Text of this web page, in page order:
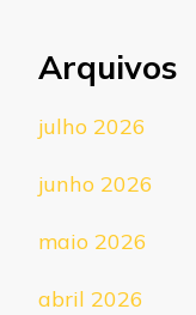
Arquivos
julho 2026
junho 2026
maio 2026
abril 2026